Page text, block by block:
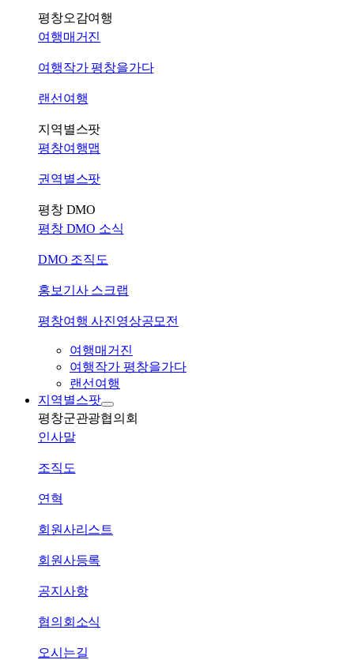
평창오감여행
여행매거진
여행작가 평창을가다
랜선여행
지역별스팟
평창여행맵
권역별스팟
평창 DMO
평창 DMO 소식
DMO 조직도
홍보기사 스크랩
평창여행 사진영상공모전
여행매거진
여행작가 평창을가다
랜선여행
지역별스팟
평창군관광협의회
인사말
조직도
연혁
회원사리스트
회원사등록
공지사항
협의회소식
오시는길